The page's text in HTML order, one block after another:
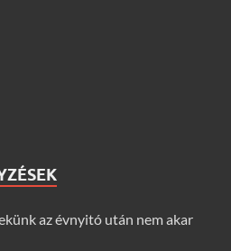
az évnyitó után nem akar